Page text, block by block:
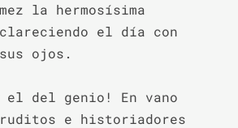
la hermosísima
el día con
ojos.
el del genio! En vano
e historiadores